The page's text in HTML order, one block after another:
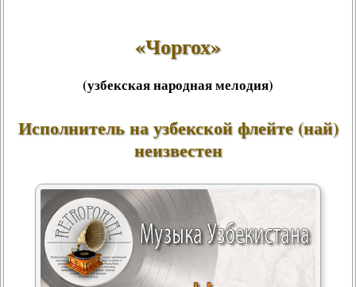
«Чоргох»
(узбекская народная мелодия)
Исполнитель на узбекской флейте (най)
неизвестен